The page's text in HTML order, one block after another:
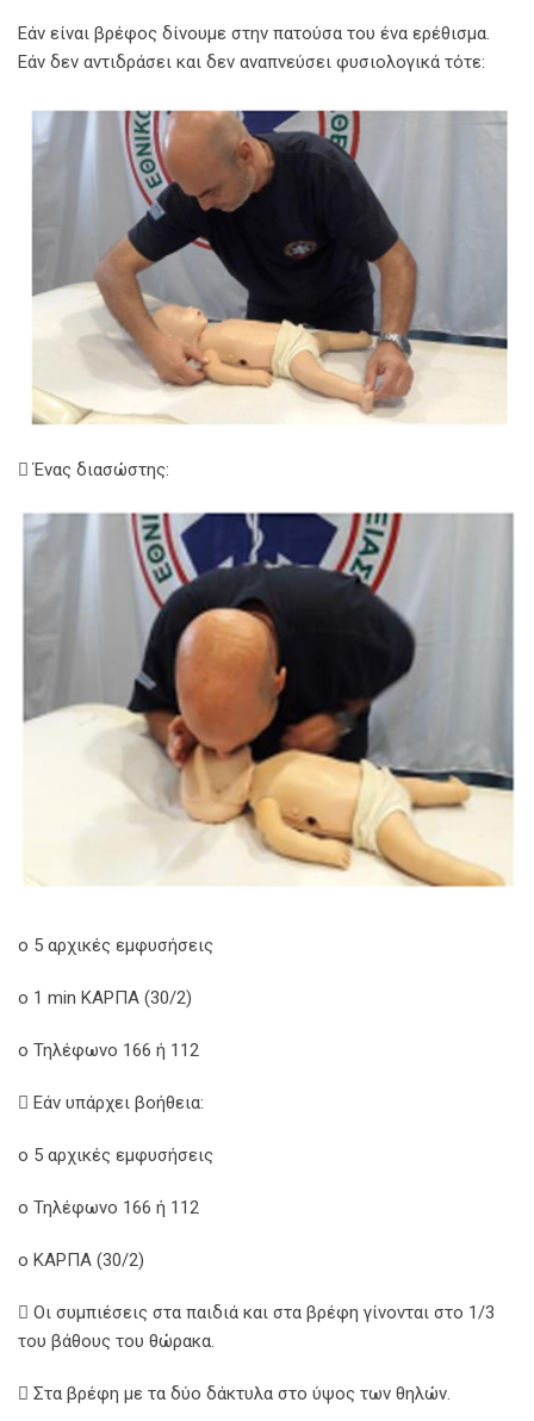
Εάν είναι βρέφος δίνουμε στην πατούσα του ένα ερέθισμα.
Εάν δεν αντιδράσει και δεν αναπνεύσει φυσιολογικά τότε:
 Ένας διασώστης:
o 5 αρχικές εμφυσήσεις
o 1 min ΚΑΡΠΑ (30/2)
o Τηλέφωνο 166 ή 112
 Εάν υπάρχει βοήθεια:
o 5 αρχικές εμφυσήσεις
o Τηλέφωνο 166 ή 112
o ΚΑΡΠΑ (30/2)
 Οι συμπιέσεις στα παιδιά και στα βρέφη γίνονται στο 1/3
του βάθους του θώρακα.
 Στα βρέφη με τα δύο δάκτυλα στο ύψος των θηλών.